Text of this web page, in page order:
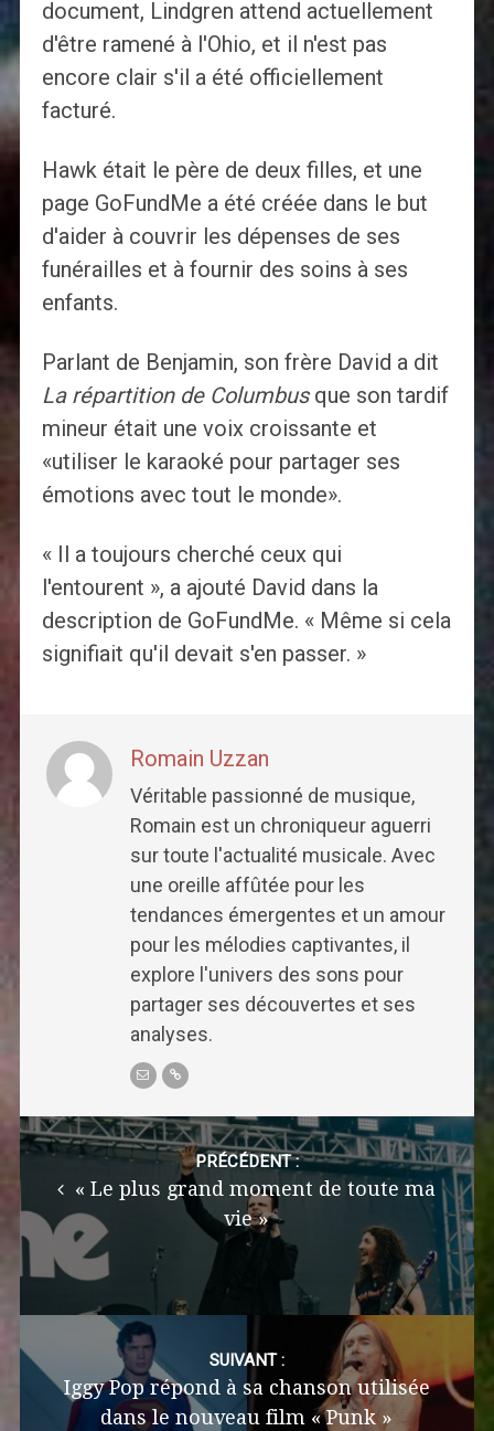
document, Lindgren attend actuellement
d'être ramené à l'Ohio, et il n'est pas
encore clair s'il a été officiellement
facturé.
Hawk était le père de deux filles, et une
page GoFundMe a été créée dans le but
d'aider à couvrir les dépenses de ses
funérailles et à fournir des soins à ses
enfants.
Parlant de Benjamin, son frère David a dit
La répartition de Columbusque son tardif
mineur était une voix croissante et
«utiliser le karaoké pour partager ses
émotions avec tout le monde».
« Il a toujours cherché ceux qui
l'entourent », a ajouté David dans la
description de GoFundMe. « Même si cela
signifiait qu'il devait s'en passer. »
Romain Uzzan
Véritable passionné de musique,
Romain est un chroniqueur aguerri
sur toute l'actualité musicale. Avec
une oreille affûtée pour les
tendances émergentes et un amour
pour les mélodies captivantes, il
explore l'univers des sons pour
partager ses découvertes et ses
analyses.
Post
navigation
PRÉCÉDENT :
« Le plus grand moment de toute ma
vie »
SUIVANT :
Iggy Pop répond à sa chanson utilisée
dans le nouveau film « Punk »